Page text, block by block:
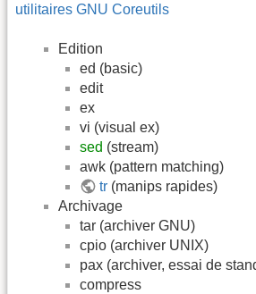
utilitaires GNU Coreutils
Edition
ed (basic)
edit
ex
vi (visual ex)
sed (stream)
awk (pattern matching)
tr (manips rapides)
Archivage
tar (archiver GNU)
cpio (archiver UNIX)
pax (archiver, essai de
compress